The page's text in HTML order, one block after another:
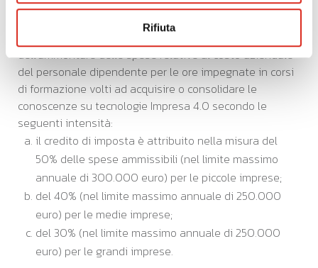
Rifiuta
AGEVOLAZIONE
È attribuito un credito d’imposta in misura percentuale
dell’ammontare delle spese relative al costo aziendale
del personale dipendente per le ore impegnate in corsi
di formazione volti ad acquisire o consolidare le
conoscenze su tecnologie Impresa 4.0 secondo le
seguenti intensità:
il credito di imposta è attribuito nella misura del
50% delle spese ammissibili (nel limite massimo
annuale di 300.000 euro) per le piccole imprese;
del 40% (nel limite massimo annuale di 250.000
euro) per le medie imprese;
del 30% (nel limite massimo annuale di 250.000
euro) per le grandi imprese.